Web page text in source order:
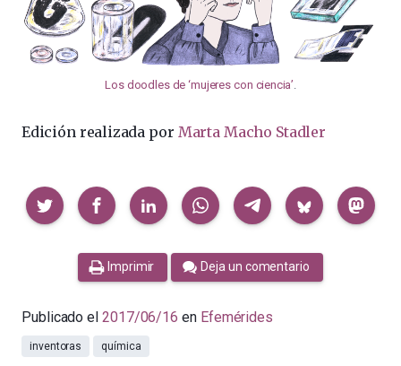
Los doodles de ‘mujeres con ciencia’.
Edición realizada por Marta Macho Stadler
Compartir
Imprimir Deja un comentario
Publicado el 2017/06/16 en Efemérides
inventoras química